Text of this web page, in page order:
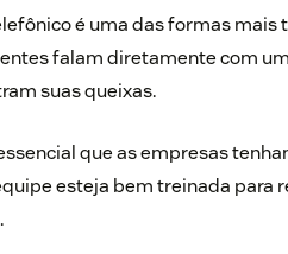
é uma das formas mais
falam diretamente com
suas queixas.
que as empresas
esteja bem treinada para